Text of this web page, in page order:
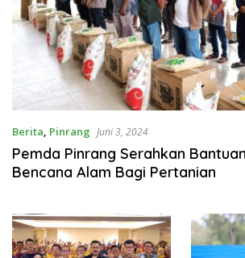
Berita, Pinrang Juni 3, 2024
Pemda Pinrang Serahkan
Bencana Alam Bagi Pertanian